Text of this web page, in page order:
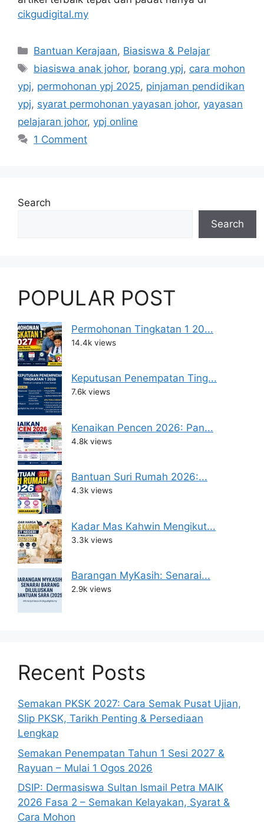
cikgudigital.my
Categories
Bantuan Kerajaan, Biasiswa & Pelajar
Tags
biasiswa anak johor, borang ypj, cara mohon
ypj, permohonan ypj 2025, pinjaman pendidikan
ypj, syarat permohonan yayasan johor, yayasan
pelajaran johor, ypj online
1 Comment
Search
Search
POPULAR POST
Permohonan Tingkatan 1 20...
14.4k views
Keputusan Penempatan Ting...
7.6k views
Kenaikan Pencen 2026: Pan...
4.8k views
Bantuan Suri Rumah 2026:...
4.3k views
Kadar Mas Kahwin Mengikut...
3.3k views
Barangan MyKasih: Senarai...
2.9k views
Recent Posts
Semakan PKSK 2027: Cara Semak Pusat Ujian,
Slip PKSK, Tarikh Penting & Persediaan
Lengkap
Semakan Penempatan Tahun 1 Sesi 2027 &
Rayuan – Mulai 1 Ogos 2026
DSIP: Dermasiswa Sultan Ismail Petra MAIK
2026 Fasa 2 – Semakan Kelayakan, Syarat &
Cara Mohon